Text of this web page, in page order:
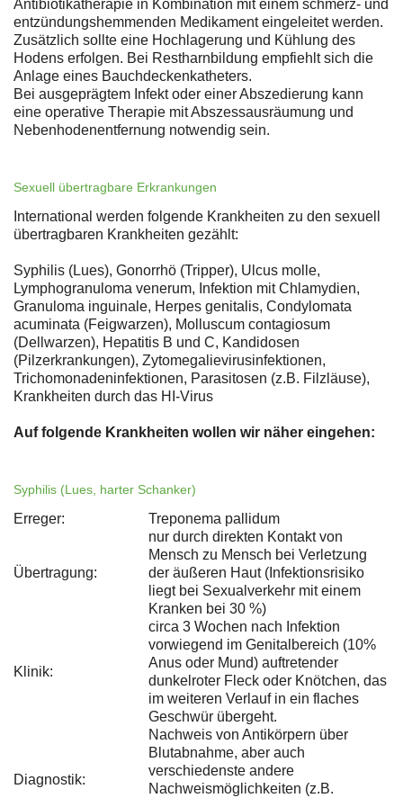
Antibiotikatherapie in Kombination mit einem schmerz- und
entzündungshemmenden Medikament eingeleitet werden.
Zusätzlich sollte eine Hochlagerung und Kühlung des
Hodens erfolgen. Bei Restharnbildung empfiehlt sich die
Anlage eines Bauchdeckenkatheters.
Bei ausgeprägtem Infekt oder einer Abszedierung kann
eine operative Therapie mit Abszessausräumung und
Nebenhodenentfernung notwendig sein.
Sexuell übertragbare Erkrankungen
International werden folgende Krankheiten zu den sexuell
übertragbaren Krankheiten gezählt:
Syphilis (Lues), Gonorrhö (Tripper), Ulcus molle,
Lymphogranuloma venerum, Infektion mit Chlamydien,
Granuloma inguinale, Herpes genitalis, Condylomata
acuminata (Feigwarzen), Molluscum contagiosum
(Dellwarzen), Hepatitis B und C, Kandidosen
(Pilzerkrankungen), Zytomegalievirusinfektionen,
Trichomonadeninfektionen, Parasitosen (z.B. Filzläuse),
Krankheiten durch das HI-Virus
Auf folgende Krankheiten wollen wir näher eingehen:
Syphilis (Lues, harter Schanker)
Erreger: Treponema pallidum
Übertragung:
nur durch direkten Kontakt von
Mensch zu Mensch bei Verletzung
der äußeren Haut (Infektionsrisiko
liegt bei Sexualverkehr mit einem
Kranken bei 30 %)
Klinik:
circa 3 Wochen nach Infektion
vorwiegend im Genitalbereich (10%
Anus oder Mund) auftretender
dunkelroter Fleck oder Knötchen, das
im weiteren Verlauf in ein flaches
Geschwür übergeht.
Diagnostik:
Nachweis von Antikörpern über
Blutabnahme, aber auch
verschiedenste andere
Nachweismöglichkeiten (z.B.